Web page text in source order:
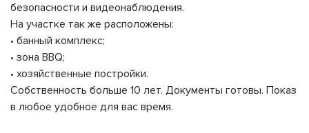
безопасности и видеонаблюдения.
На участке так же расположены:
• банный комплекс;
• зона BBQ;
• хозяйственные постройки.
Собственность больше 10 лет. Документы готовы. Показ
в любое удобное для вас время.